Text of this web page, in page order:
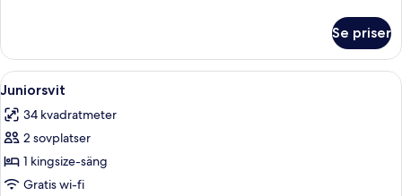
king
Room
Se priser
Öppna
alla
foton
för
Juniorsvit
Ett modernt hotellrum med en stor
5
Juniorsvit
34 kvadratmeter
2 sovplatser
1 kingsize-säng
Gratis wi-fi